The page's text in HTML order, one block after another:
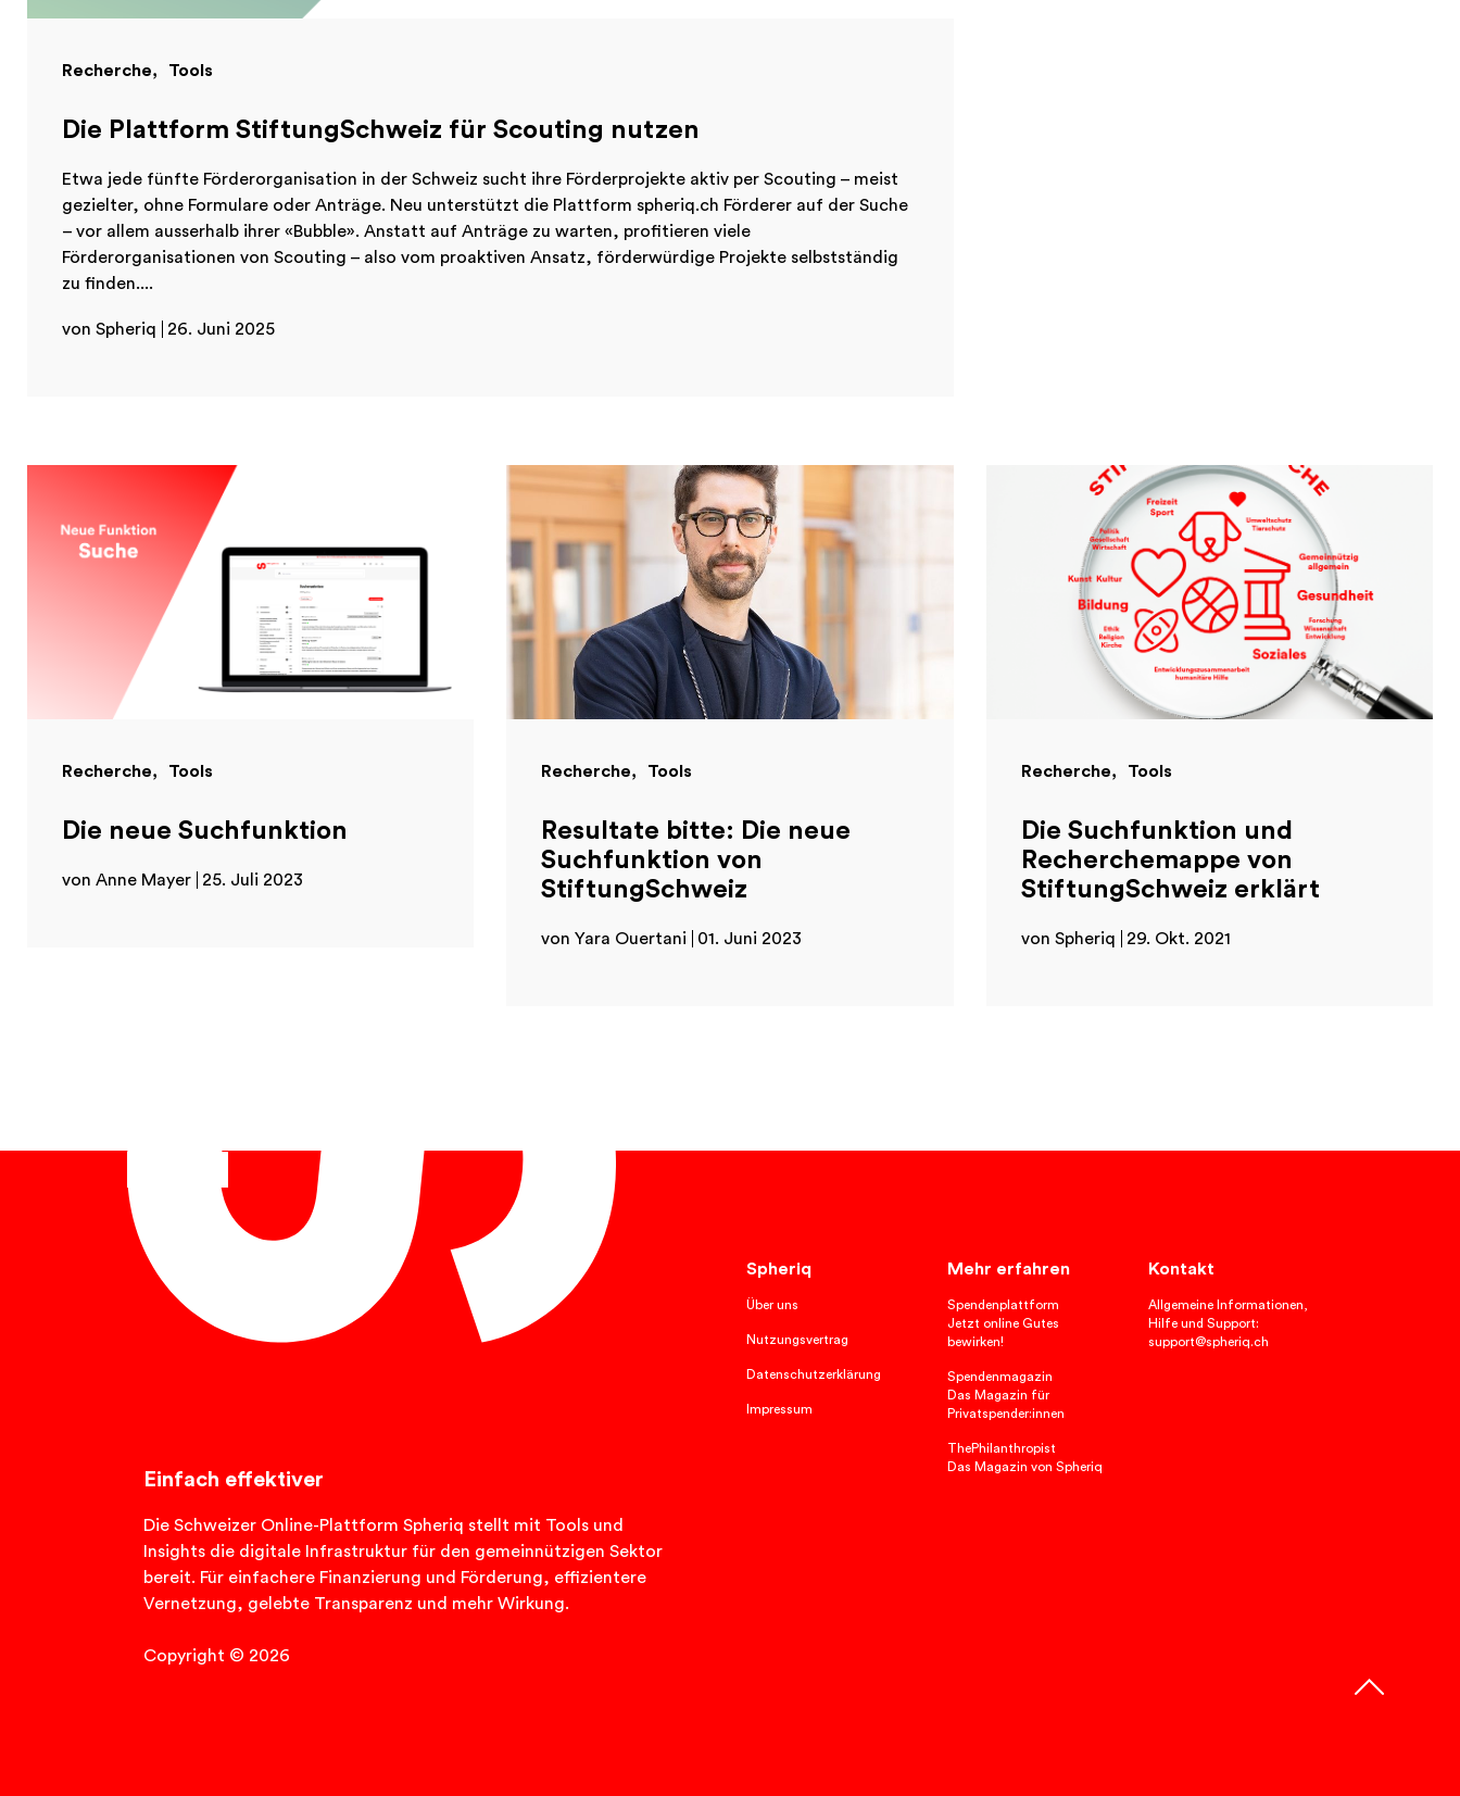
Recherche Tools
Die Plattform StiftungSchweiz für Scouting nutzen
Etwa jede fünfte Förderorganisation in der Schweiz sucht ihre Förderprojekte aktiv per Scouting – meist
gezielter, ohne Formulare oder Anträge. Neu unterstützt die Plattform spheriq.ch Förderer auf der Suche
– vor allem ausserhalb ihrer «Bubble». Anstatt auf Anträge zu warten, profitieren viele
Förderorganisationen von Scouting – also vom proaktiven Ansatz, förderwürdige Projekte selbstständig
zu finden....
von Spheriq 26. Juni 2025
Recherche Tools
Die neue Suchfunktion
von Anne Mayer 25. Juli 2023
Recherche Tools
Resultate bitte: Die neue
Suchfunktion von
StiftungSchweiz
von Yara Ouertani 01. Juni 2023
Recherche Tools
Die Suchfunktion und
Recherchemappe von
StiftungSchweiz erklärt
von Spheriq 29. Okt. 2021
Spheriq
Über uns
Nutzungsvertrag
Datenschutzerklärung
Impressum
Mehr erfahren
Spendenplattform
Jetzt online Gutes
bewirken!
Spendenmagazin
Das Magazin für
Privatspender:innen
ThePhilanthropist
Das Magazin von Spheriq
Kontakt
Allgemeine Informationen,
Hilfe und Support:
support@spheriq.ch
Einfach effektiver
Die Schweizer Online-Plattform Spheriq stellt mit Tools und
Insights die digitale Infrastruktur für den gemeinnützigen Sektor
bereit. Für einfachere Finanzierung und Förderung, effizientere
Vernetzung, gelebte Transparenz und mehr Wirkung.
Copyright © 2026